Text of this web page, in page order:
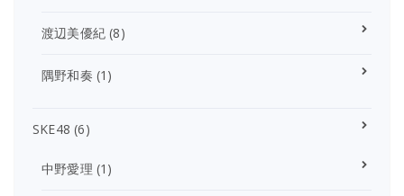
渡辺美優紀 (8)
隅野和奏 (1)
SKE48 (6)
中野愛理 (1)